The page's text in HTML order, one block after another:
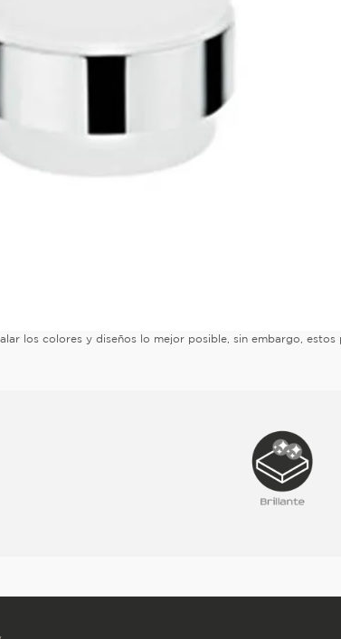
los colores y diseños lo mejor posible, sin embargo, estos